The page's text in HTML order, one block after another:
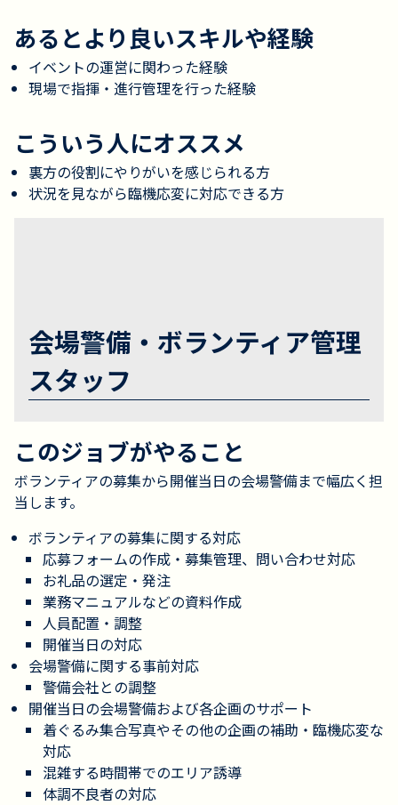
あるとより良いスキルや経験
イベントの運営に関わった経験
現場で指揮・進行管理を行った経験
こういう人にオススメ
裏方の役割にやりがいを感じられる方
状況を見ながら臨機応変に対応できる方
会場警備・ボランティア管理
スタッフ
このジョブがやること
ボランティアの募集から開催当日の会場警備まで幅広く担
当します。
ボランティアの募集に関する対応
応募フォームの作成・募集管理、問い合わせ対応
お礼品の選定・発注
業務マニュアルなどの資料作成
人員配置・調整
開催当日の対応
会場警備に関する事前対応
警備会社との調整
開催当日の会場警備および各企画のサポート
着ぐるみ集合写真やその他の企画の補助・臨機応変な
対応
混雑する時間帯でのエリア誘導
体調不良者の対応